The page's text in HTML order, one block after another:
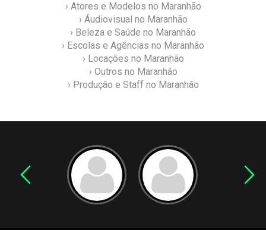
› Atores e Modelos no Maranhão
› Áudiovisual no Maranhão
› Beleza e Saúde no Maranhão
› Escolas e Agências no Maranhão
› Locações no Maranhão
› Outros no Maranhão
› Produção e Staff no Maranhão